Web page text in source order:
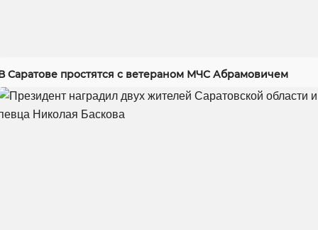
Саратове простятся с ветераном МЧС Абрамовичем